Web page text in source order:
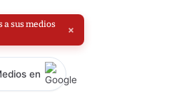
a sus medios
×
en